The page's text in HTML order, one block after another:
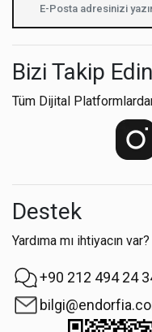
Bizi Takip
Tüm Dijital
Destek
Yardıma mı ihtiyacın var?
+90 212 494 24